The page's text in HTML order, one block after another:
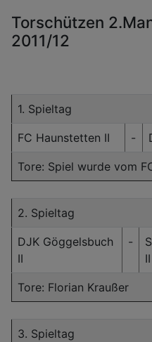
Torschützen
2011/12
1. Spieltag
FC Haunstetten II -
Tore: Spiel wurde vom
2. Spieltag
DJK Göggelsbuch
II
-
II
Tore: Florian Kraußer
3. Spieltag